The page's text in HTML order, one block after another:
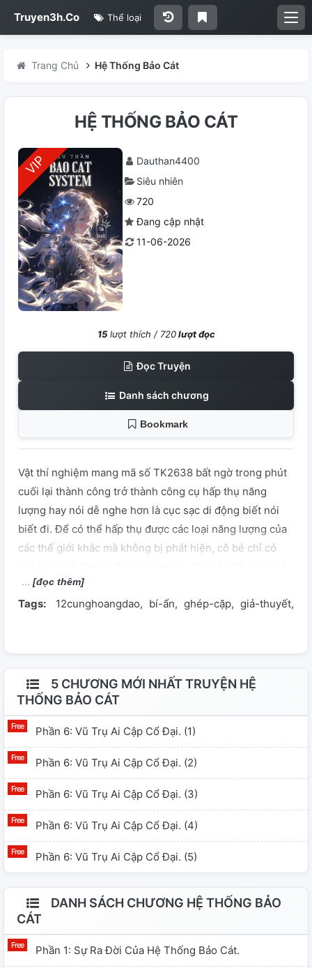
Truyen3h.Co Thể loại
Trang Chủ Hệ Thống Bảo Cát
HỆ THỐNG BẢO CÁT
Dauthan4400
Siêu nhiên
720
Đang cập nhật
11-06-2026
15lượt thích / 720lượt đọc
Đọc Truyện
Danh sách chương
Bookmark
Vật thí nghiệm mang mã số TK2638 bất ngờ trong phút
cuối lại thành công trở thành công cụ hấp thụ năng
lượng hay nói dễ nghe hơn là cục sạc di động biết nói
biết đi. Để có thể hấp thụ được các loại năng lượng của
các thế giới khác mà không bị phát hiện, cô bé chỉ có
thế giới đó cho đến khi hoàn thành nhiệm vụ. Nhưng
liệu việc này có thể duy trì mãi mãi được? Hãy đến với
Lưu Quang Vũ. Cảnh báo!! Xin đừng để những giả thuyết
duy tâm thao túng tâm lý bạn, xin hãy tỉnh táo khi đọc
truyện. Chúc các bạn đọc truyện vui vẻ. Nhắc lại là đừng
tin những gì trong truyện Đậu viết có thật nhen:))), nó
chỉ là giả thuyết Đậu tưởng tượng để tạo thế giới quan
nhũng loạn ý thức về thế giới quan của con người thì
chớt. Không có gì hơn Chủ nghĩa Mác Lênin được đâu.
Nghe lời Bác Hồ nói đi, đừng tin giả thuyết xằng bậy.
[đọc thêm]
Tags: 12cunghoangdao bí-ẩn ghép-cặp giả-thuyết
5 CHƯƠNG MỚI NHẤT TRUYỆN HỆ
THỐNG BẢO CÁT
Phần 6: Vũ Trụ Ai Cập Cổ Đại. (1)
Phần 6: Vũ Trụ Ai Cập Cổ Đại. (2)
Phần 6: Vũ Trụ Ai Cập Cổ Đại. (3)
Phần 6: Vũ Trụ Ai Cập Cổ Đại. (4)
Phần 6: Vũ Trụ Ai Cập Cổ Đại. (5)
DANH SÁCH CHƯƠNG HỆ THỐNG BẢO
CÁT
Phần 1: Sự Ra Đời Của Hệ Thống Bảo Cát.